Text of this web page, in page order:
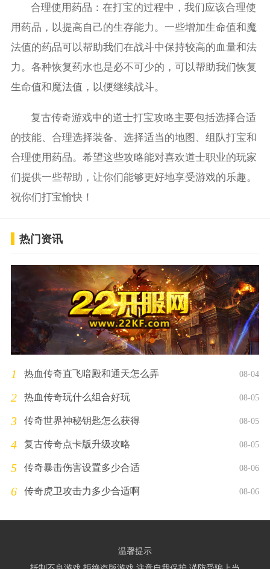
合理使用药品：在打宝的过程中，我们应该合理使
用药品，以提高自己的生存能力。一些增加生命值和魔
法值的药品可以帮助我们在战斗中保持较高的血量和法
力。各种恢复药水也是必不可少的，可以帮助我们恢复
生命值和魔法值，以便继续战斗。
复古传奇游戏中的道士打宝攻略主要包括选择合适
的技能、合理选择装备、选择适当的地图、组队打宝和
合理使用药品。希望这些攻略能对喜欢道士职业的玩家
们提供一些帮助，让你们能够更好地享受游戏的乐趣。
祝你们打宝愉快！
热门资讯
1 热血传奇直飞暗殿和通天怎么弄 08-04
2 热血传奇玩什么组合好玩 08-05
3 传奇世界神秘钥匙怎么获得 08-05
4 复古传奇点卡版升级攻略 08-05
5 传奇暴击伤害设置多少合适 08-06
6 传奇虎卫攻击力多少合适啊 08-06
温馨提示